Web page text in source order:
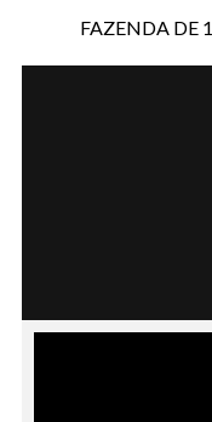
FAZENDA DE